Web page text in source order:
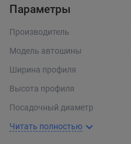
Параметры
Производитель
Модель автошины
Ширина профиля
Высота профиля
Посадочный диаметр
Читать полностью